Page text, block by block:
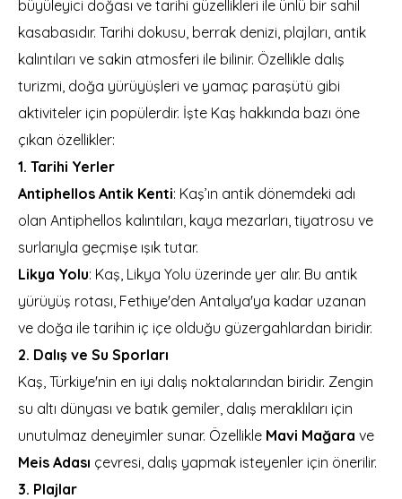
büyüleyici doğası ve tarihi güzellikleri ile ünlü bir sahil
kasabasıdır. Tarihi dokusu, berrak denizi, plajları, antik
kalıntıları ve sakin atmosferi ile bilinir. Özellikle dalış
turizmi, doğa yürüyüşleri ve yamaç paraşütü gibi
aktiviteler için popülerdir. İşte Kaş hakkında bazı öne
çıkan özellikler:
1. Tarihi Yerler
Antiphellos Antik Kenti: Kaş’ın antik dönemdeki adı
olan Antiphellos kalıntıları, kaya mezarları, tiyatrosu ve
surlarıyla geçmişe ışık tutar.
Likya Yolu: Kaş, Likya Yolu üzerinde yer alır. Bu antik
yürüyüş rotası, Fethiye'den Antalya'ya kadar uzanan
ve doğa ile tarihin iç içe olduğu güzergahlardan biridir.
2. Dalış ve Su Sporları
Kaş, Türkiye'nin en iyi dalış noktalarından biridir. Zengin
su altı dünyası ve batık gemiler, dalış meraklıları için
unutulmaz deneyimler sunar. Özellikle Mavi Mağara ve
Meis Adası çevresi, dalış yapmak isteyenler için önerilir.
3. Plajlar